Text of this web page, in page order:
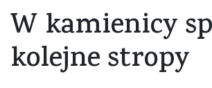
W kamienicy
kolejne stropy